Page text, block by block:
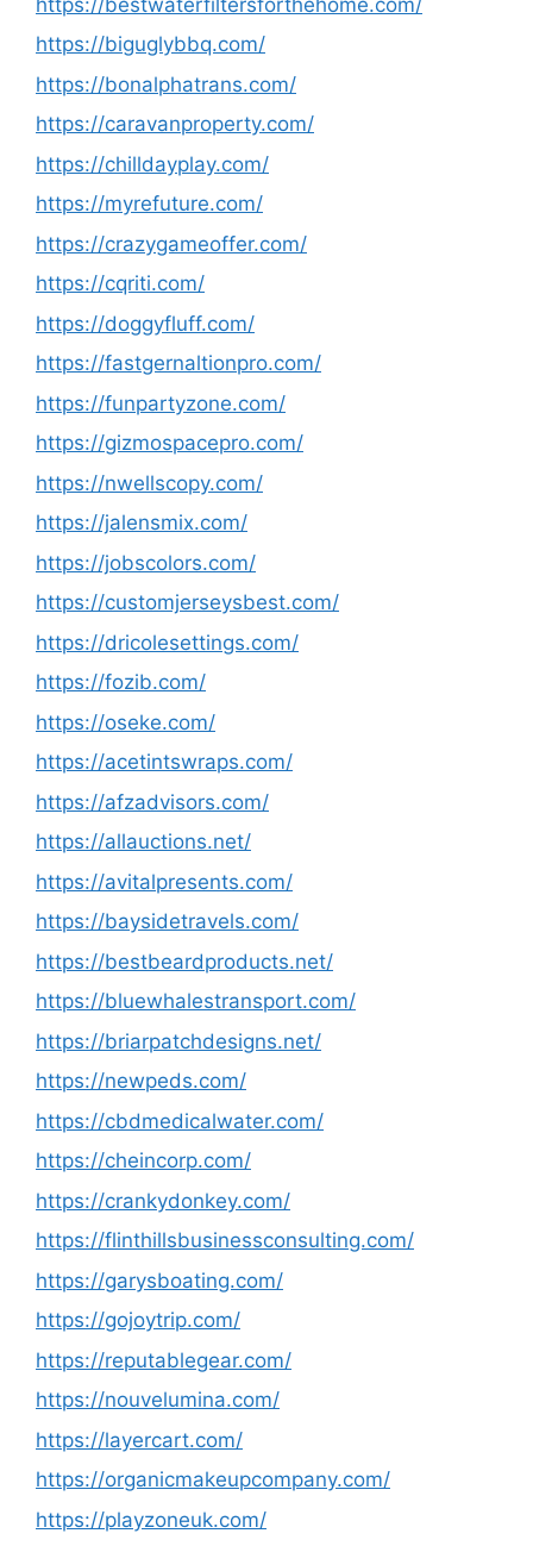
https://biguglybbq.com/
https://bonalphatrans.com/
https://caravanproperty.com/
https://chilldayplay.com/
https://myrefuture.com/
https://crazygameoffer.com/
https://cqriti.com/
https://doggyfluff.com/
https://fastgernaltionpro.com/
https://funpartyzone.com/
https://gizmospacepro.com/
https://nwellscopy.com/
https://jalensmix.com/
https://jobscolors.com/
https://customjerseysbest.com/
https://dricolesettings.com/
https://fozib.com/
https://oseke.com/
https://acetintswraps.com/
https://afzadvisors.com/
https://allauctions.net/
https://avitalpresents.com/
https://baysidetravels.com/
https://bestbeardproducts.net/
https://bluewhalestransport.com/
https://briarpatchdesigns.net/
https://newpeds.com/
https://cbdmedicalwater.com/
https://cheincorp.com/
https://crankydonkey.com/
https://flinthillsbusinessconsulting.com/
https://garysboating.com/
https://gojoytrip.com/
https://reputablegear.com/
https://nouvelumina.com/
https://layercart.com/
https://organicmakeupcompany.com/
https://playzoneuk.com/